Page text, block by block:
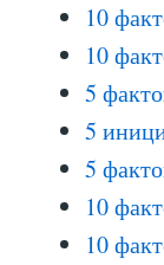
10
10
5
5
5
10
10